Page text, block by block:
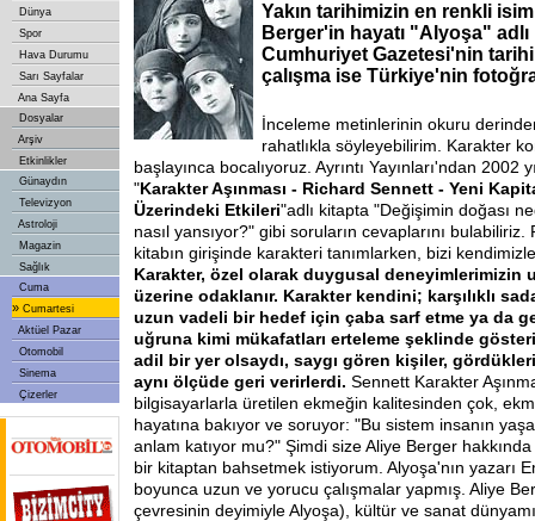
Dünya
Spor
Hava Durumu
Sarı Sayfalar
Ana Sayfa
Dosyalar
Arşiv
Etkinlikler
Günaydın
Televizyon
Astroloji
Magazin
Sağlık
Cuma
» Cumartesi
Aktüel Pazar
Otomobil
Sinema
Çizerler
Yakın tarihimizin en renkli
Berger'in hayatı "Alyoşa" adlı
Cumhuriyet Gazetesi'nin
çalışma ise Türkiye'nin
İnceleme metinlerinin okuru
rahatlıkla söyleyebilirim. Karakter
başlayınca bocalıyoruz. Ayrıntı Yayınları'ndan 2002
"Karakter Aşınması - Richard Sennett - Yeni
Üzerindeki Etkileri"adlı kitapta "Değişimin doğası
nasıl yansıyor?" gibi soruların cevaplarını
kitabın girişinde karakteri tanımlarken, bizi
Karakter, özel olarak duygusal deneyimlerimizin
üzerine odaklanır. Karakter kendini; karşılıklı
uzun vadeli bir hedef için çaba sarf etme ya da
uğruna kimi mükafatları erteleme şeklinde
adil bir yer olsaydı, saygı gören kişiler, gördükleri
aynı ölçüde geri verirlerdi. Sennett Karakter
bilgisayarlarla üretilen ekmeğin kalitesinden çok,
hayatına bakıyor ve soruyor: "Bu sistem insanın
anlam katıyor mu?" Şimdi size Aliye Berger hakkında
bir kitaptan bahsetmek istiyorum. Alyoşa'nın yazarı
boyunca uzun ve yorucu çalışmalar yapmış. Aliye
çevresinin deyimiyle Alyoşa), kültür ve sanat